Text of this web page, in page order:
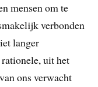
mensen om te
verbonden
langer
uit het
ons verwacht